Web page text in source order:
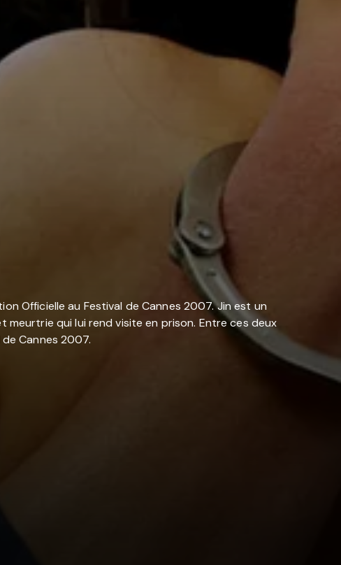
Officielle au Festival de Cannes 2007. Jin est un
qui lui rend visite en prison. Entre ces deux
Cannes 2007.